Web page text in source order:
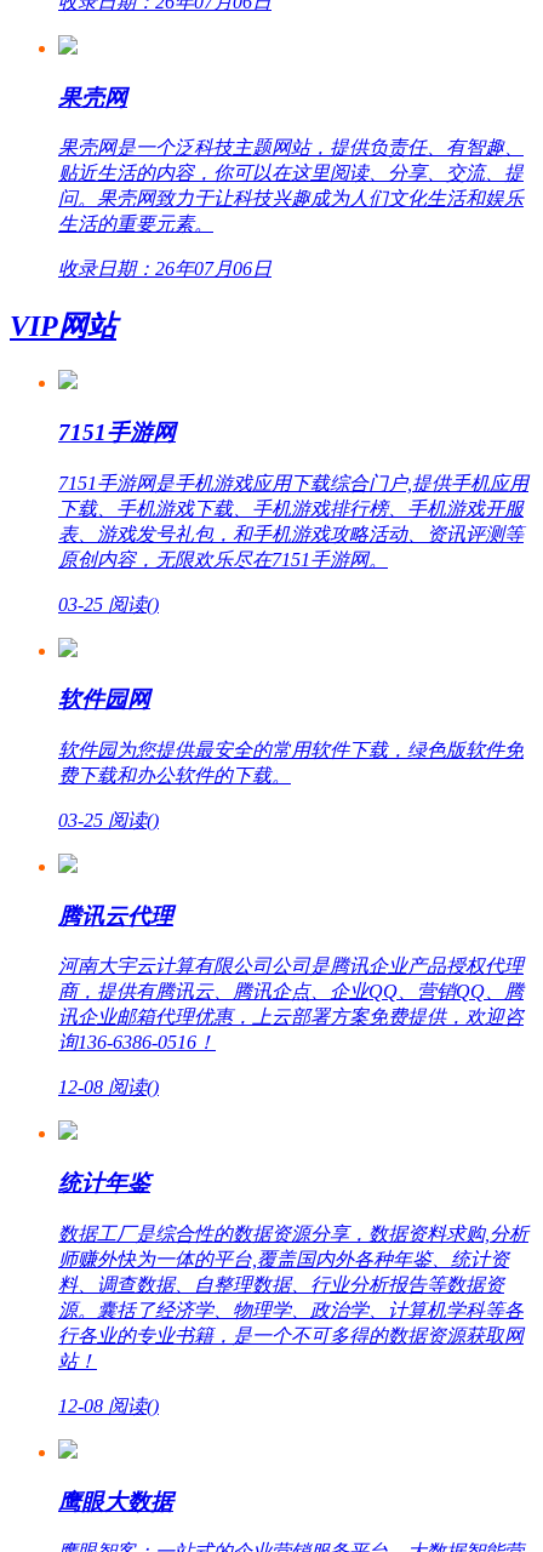
果壳网
果壳网是一个泛科技主题网站，提供负责任、有智趣、
贴近生活的内容，你可以在这里阅读、分享、交流、提
问。果壳网致力于让科技兴趣成为人们文化生活和娱乐
生活的重要元素。
收录日期：26年07月06日
VIP网站
7151手游网
7151手游网是手机游戏应用下载综合门户,提供手机应用
下载、手机游戏下载、手机游戏排行榜、手机游戏开服
表、游戏发号礼包，和手机游戏攻略活动、资讯评测等
原创内容，无限欢乐尽在7151手游网。
03-25 阅读()
软件园网
软件园为您提供最安全的常用软件下载，绿色版软件免
费下载和办公软件的下载。
03-25 阅读()
腾讯云代理
河南大宇云计算有限公司公司是腾讯企业产品授权代理
商，提供有腾讯云、腾讯企点、企业QQ、营销QQ、腾
讯企业邮箱代理优惠，上云部署方案免费提供，欢迎咨
询136-6386-0516！
12-08 阅读()
统计年鉴
数据工厂是综合性的数据资源分享，数据资料求购,分析
师赚外快为一体的平台,覆盖国内外各种年鉴、统计资
料、调查数据、自整理数据、行业分析报告等数据资
源。囊括了经济学、物理学、政治学、计算机学科等各
行各业的专业书籍，是一个不可多得的数据资源获取网
站！
12-08 阅读()
鹰眼大数据